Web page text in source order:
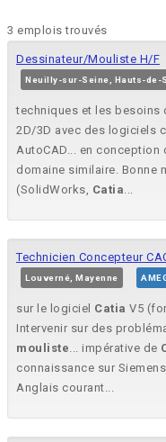
3 emplois trouvés
Dessinateur/Mouliste H/F
Neuilly-sur-Seine, Hauts-de-
techniques et les besoins
2D/3D avec des logiciels
AutoCAD... en
domaine similaire. Bonne
(SolidWorks, Catia...
Technicien Concepteur
Louverné, Mayenne
sur le logiciel Catia V5
Intervenir sur des
mouliste... impérative de
connaissance sur
Anglais courant...